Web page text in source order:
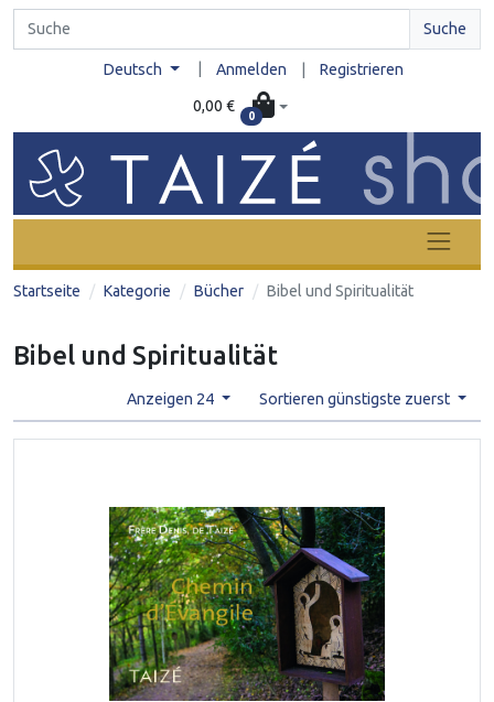
Suche
Deutsch Anmelden Registrieren
0,00 €
0
Startseite Kategorie Bücher Bibel und Spiritualität
Bibel und Spiritualität
Anzeigen 24 Sortieren günstigste zuerst